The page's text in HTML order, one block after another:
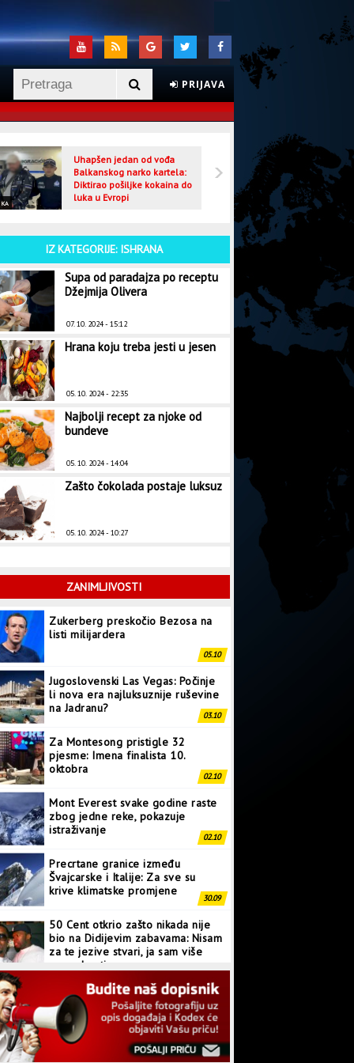
PRIJAVA
Uhapšen jedan od vođa
Balkanskog narko kartela:
Diktirao pošiljke kokaina do
luka u Evropi
CRNA HRONIKA
IZ KATEGORIJE: ISHRANA
Supa od paradajza po receptu
Džejmija Olivera
07. 10. 2024 - 15:12
Hrana koju treba jesti u jesen
05. 10. 2024 - 22:35
Najbolji recept za njoke od
bundeve
05. 10. 2024 - 14:04
Zašto čokolada postaje luksuz
05. 10. 2024 - 10:27
ZANIMLJIVOSTI
Zukerberg preskočio Bezosa na
listi milijardera
05.10
Jugoslovenski Las Vegas: Počinje
li nova era najluksuznije ruševine
na Jadranu?
03.10
Za Montesong pristigle 32
pjesme: Imena finalista 10.
oktobra
02.10
Mont Everest svake godine raste
zbog jedne reke, pokazuje
istraživanje
02.10
Precrtane granice između
Švajcarske i Italije: Za sve su
krive klimatske promjene
30.09
50 Cent otkrio zašto nikada nije
bio na Didijevim zabavama: Nisam
za te jezive stvari, ja sam više
normalan tip
28.09
Japanci prave superkompjuter
kakav svijet još nije vidio
27.09
Linkin Park ima novu pjesmu: